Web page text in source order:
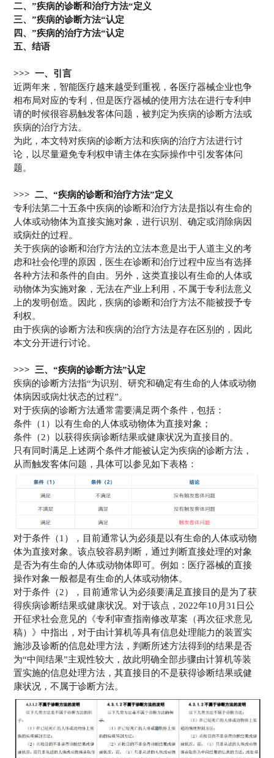
二、”疾病的诊断和治疗方法“定义
三、”疾病的诊断方法“认定
四、”疾病的治疗方法“认定
五、结语
>>> 一、引言
近两年来，智能医疗越来越受到重视，各医疗器械企业也争
相布局对应的专利，但是医疗器械的使用方法在进行专利申
请的时候很容易触发客体问题，被判定为疾病的诊断方法或
疾病的治疗方法。
为此，本文特对疾病的诊断方法和疾病的治疗方法进行讨
论，以尽量避免专利权申请主体在实际操作中引发客体问
题。
>>> 二、“疾病的诊断和治疗方法”定义
专利法第二十五条中疾病的诊断和治疗方法是指以有生命的
人体或动物体为直接实施对象，进行识别、确定或消除病因
或病灶的过程。
关于疾病的诊断和治疗方法的立法本意是出于人道主义的考
虑和社会伦理的原因，医生在诊断和治疗过程中应当有选择
各种方法和条件的自由。另外，这类直接以有生命的人体或
动物体为实施对象，无法在产业上利用，不属于专利法意义
上的发明创造。因此，疾病的诊断和治疗方法不能被授予专
利权。
由于疾病的诊断方法和疾病的治疗方法是存在区别的，因此
本文分开进行讨论。
>>> 三、“疾病的诊断方法”认定
疾病的诊断方法指“为识别、研究和确定有生命的人体或动物
体病因或病灶状态的过程”。
对于疾病的诊断方法通常需要满足两个条件，包括：
条件（1）以有生命的人体或动物体为直接对象；
条件（2）以获得疾病诊断结果或健康状况为直接目的。
只有同时满足上述两个条件才能被认定为疾病的诊断方法，
从而触发客体问题，具体可以参见如下表格：
对于条件（1），目前通常认为必须是以有生命的人体或动物
体为直接对象。该点较容易判断，通过判断直接处理的对象
是否为有生命的人体或动物体即可。例如：医疗器械的直接
操作对象一般都是有生命的人体或动物体。
对于条件（2），目前通常认为必须要满足直接目的是为了获
得疾病诊断结果或健康状况。对于该点，2022年10月31日公
开征求社会意见的《专利审查指南修改草案（再次征求意见
稿）》中指出，对于由计算机等具有信息处理能力的装置实
施涉及诊断的信息处理方法，判断所述方法得到的结果是否
为“中间结果”主观性较大，故此明确全部步骤由计算机等装
置实施的信息处理方法，其直接目的不是获得诊断结果或健
康状况，不属于诊断方法。